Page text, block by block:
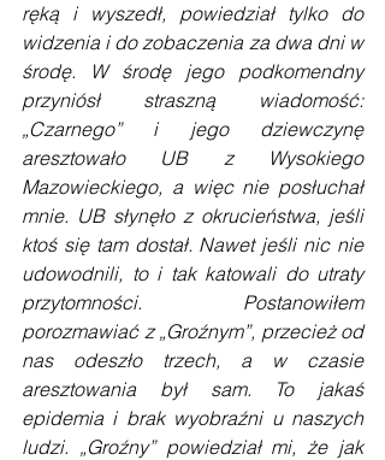
ręką i wyszedł, powiedział tylko do
widzenia i do zobaczenia za dwa dni w
środę. W środę jego podkomendny
przyniósł straszną wiadomość:
„Czarnego” i jego dziewczynę
aresztowało UB z Wysokiego
Mazowieckiego, a więc nie posłuchał
mnie. UB słynęło z okrucieństwa, jeśli
ktoś się tam dostał. Nawet jeśli nic nie
udowodnili, to i tak katowali do utraty
przytomności. Postanowiłem
porozmawiać z „Groźnym”, przecież od
nas odeszło trzech, a w czasie
aresztowania był sam. To jakaś
epidemia i brak wyobraźni u naszych
ludzi. „Groźny” powiedział mi, że jak